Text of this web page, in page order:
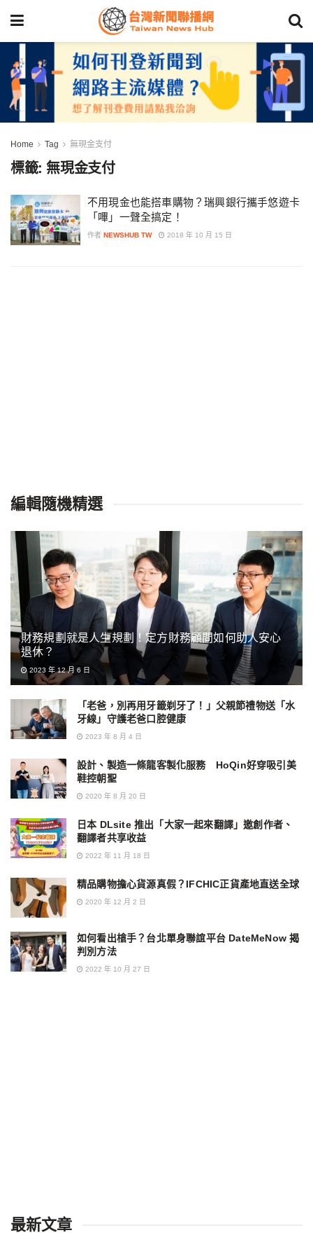
Home Tag 無現金支付
標籤: 無現金支付
不用現金也能搭車購物？瑞興銀行攜手悠遊卡
「嗶」一聲全搞定！
作者 NEWSHUB TW 2018 年 10 月 15 日
編輯隨機精選
財務規劃就是人生規劃！定方財務顧問如何助人安心
退休？
2023 年 12 月 6 日
「老爸，別再用牙籤剃牙了！」父親節禮物送「水
牙線」守護老爸口腔健康
2023 年 8 月 4 日
設計、製造一條龍客製化服務 HoQin好穿吸引美
鞋控朝聖
2020 年 8 月 20 日
日本 DLsite 推出「大家一起來翻譯」邀創作者、
翻譯者共享收益
2022 年 11 月 18 日
精品購物擔心貨源真假？IFCHIC正貨產地直送全球
2020 年 12 月 2 日
如何看出槍手？台北單身聯誼平台 DateMeNow 揭
判別方法
2022 年 10 月 27 日
最新文章